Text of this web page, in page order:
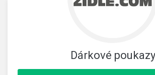
Dárkové poukazy